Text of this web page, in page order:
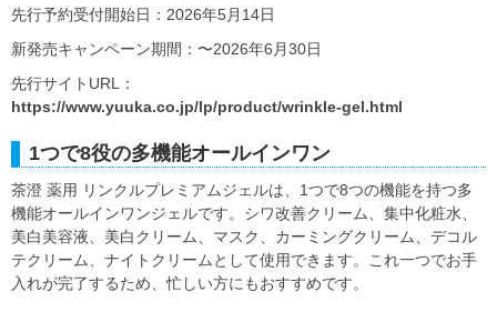
先行予約受付開始日：2026年5月14日
新発売キャンペーン期間：〜2026年6月30日
先行サイトURL：
https://www.yuuka.co.jp/lp/product/wrinkle-gel.html
1つで8役の多機能オールインワン
茶澄 薬用 リンクルプレミアムジェルは、1つで8つの機能を持つ多
機能オールインワンジェルです。シワ改善クリーム、集中化粧水、
美白美容液、美白クリーム、マスク、カーミングクリーム、デコル
テクリーム、ナイトクリームとして使用できます。これ一つでお手
入れが完了するため、忙しい方にもおすすめです。